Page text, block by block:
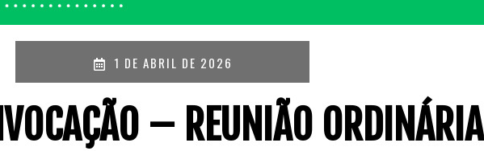
1 DE ABRIL DE 2026
– REUNIÃO ORDINÁRIA